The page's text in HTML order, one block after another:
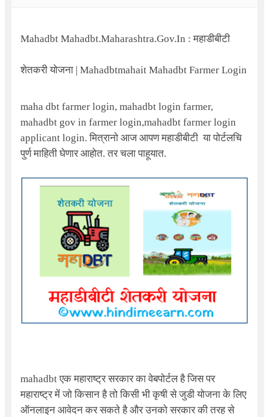
Mahadbt Mahadbt.maharashtra.gov.in :महाडीबीटी
शेतकरी योजना | Mahadbtmahait Mahadbt Farmer Login
maha dbt farmer login, mahadbt login farmer,
mahadbt gov in farmer login,mahadbt farmer login
applicant login.मित्रानो आज आपण महाडीबीटी या पोर्टलचि
पुर्ण माहिती घेणार आहोत. तर चला पाहूयात.
mahadbtएक महाराष्ट्र सरकार का वेबपोर्टल है जिस पर
महाराष्ट्र में जो किसान है तो किसी भी कृषी से जुडी योजना के लिए
ऑनलाइन आवेदन कर सकते है और उनको सरकार की तरह से